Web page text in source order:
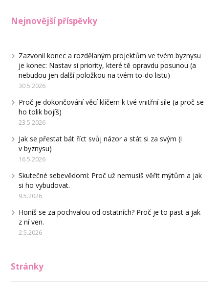
Nejnovější příspěvky
Zazvonil konec a rozdělaným projektům ve tvém byznysu
je konec: Nastav si priority, které tě opravdu posunou (a
nebudou jen další položkou na tvém to-do listu)
30.5.2026
Proč je dokončování věcí klíčem k tvé vnitřní síle (a proč se
ho tolik bojíš)
23.5.2026
Jak se přestat bát říct svůj názor a stát si za svým (i
v byznysu)
16.5.2026
Skutečné sebevědomí: Proč už nemusíš věřit mýtům a jak
si ho vybudovat.
9.5.2026
Honíš se za pochvalou od ostatních? Proč je to past a jak
z ní ven.
2.5.2026
Stránky